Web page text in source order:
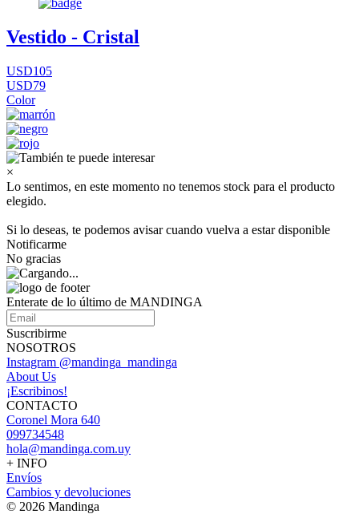
Vestido - Cristal
USD105
USD79
Color
×
Lo sentimos, en este momento no tenemos stock para el producto
elegido.
Si lo deseas, te podemos avisar cuando vuelva a estar disponible
Notificarme
No gracias
Enterate de lo último de MANDINGA
Suscribirme
NOSOTROS
Instagram @mandinga_mandinga
About Us
¡Escribinos!
CONTACTO
Coronel Mora 640
099734548
hola@mandinga.com.uy
+ INFO
Envíos
Cambios y devoluciones
© 2026 Mandinga